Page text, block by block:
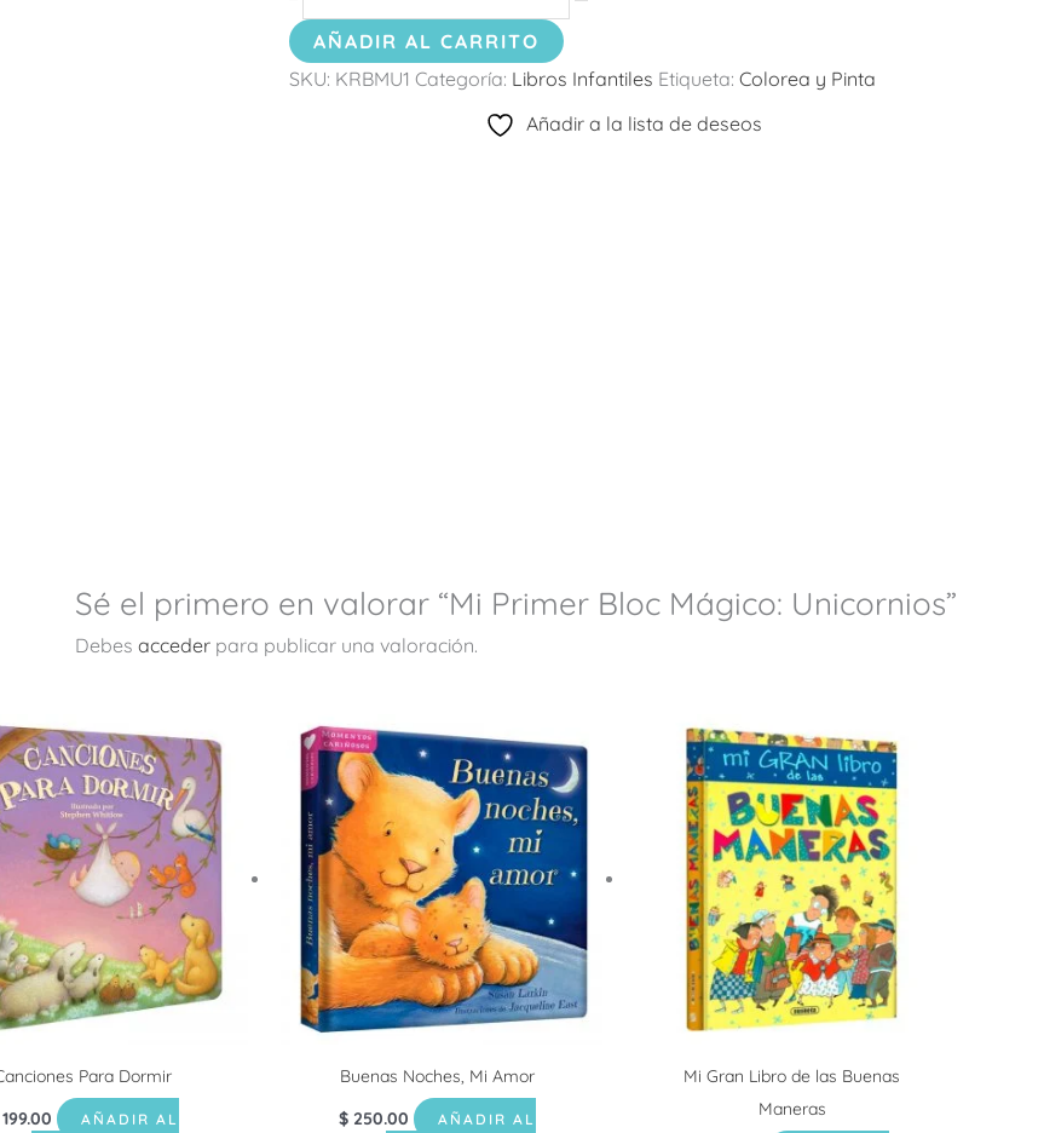
AÑADIR AL CARRITO
SKU: KRBMU1 Categoría: Libros Infantiles Etiqueta: Colorea y Pinta
Añadir a la lista de deseos
Sé el primero en valorar “Mi Primer Bloc Mágico: Unicornios”
Debes acceder para publicar una valoración.
Para Dormir
AÑADIR AL
Buenas Noches, Mi Amor
$ 250.00
AÑADIR AL
Mi Gran Libro de las Buenas
Maneras